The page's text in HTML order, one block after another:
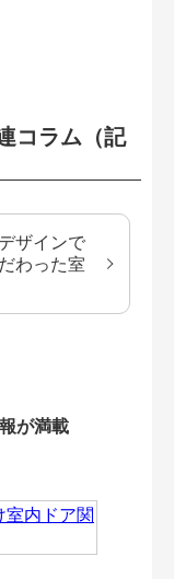
コラム（記
ザインで
わった室
が満載